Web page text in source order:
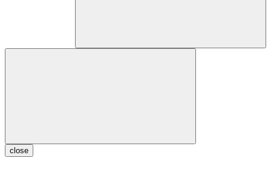
close